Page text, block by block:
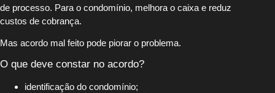
de processo. Para o condomínio, melhora o caixa e reduz
custos de cobrança.
Mas acordo mal feito pode piorar o problema.
O que deve constar no acordo?
identificação do condomínio;